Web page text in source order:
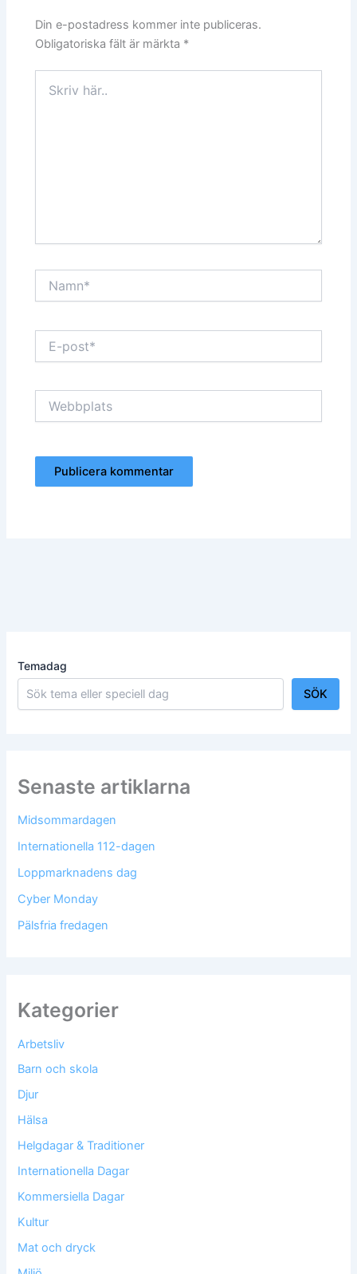
Temadag
SÖK
Senaste artiklarna
Midsommardagen
Internationella 112-dagen
Loppmarknadens dag
Cyber Monday
Pälsfria fredagen
Kategorier
Arbetsliv
Barn och skola
Djur
Hälsa
Helgdagar & Traditioner
Internationella Dagar
Kommersiella Dagar
Kultur
Mat och dryck
Din e-postadress kommer inte publiceras.
Obligatoriska fält är märkta *
här..
post*